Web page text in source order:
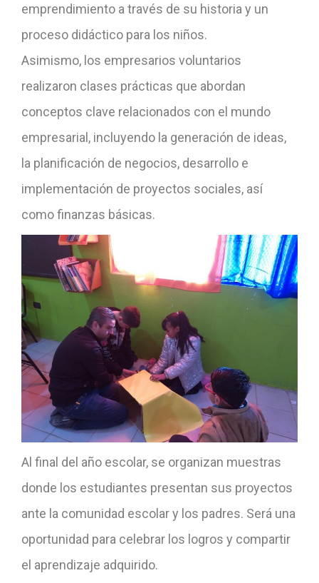
emprendimiento a través de su historia y un
proceso didáctico para los niños.
Asimismo, los empresarios voluntarios
realizaron clases prácticas que abordan
conceptos clave relacionados con el mundo
empresarial, incluyendo la generación de ideas,
la planificación de negocios, desarrollo e
implementación de proyectos sociales, así
como finanzas básicas.
Al final del año escolar, se organizan muestras
donde los estudiantes presentan sus proyectos
ante la comunidad escolar y los padres. Será una
oportunidad para celebrar los logros y compartir
el aprendizaje adquirido.